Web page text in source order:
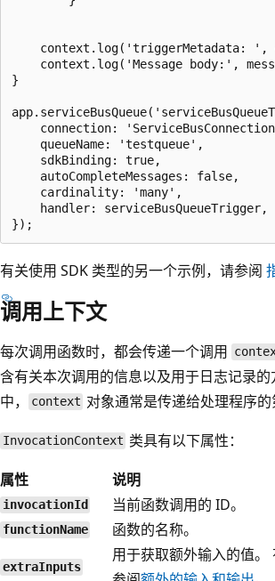
context.log('triggerMetadata: ',
context.log('Message body:',
}
connection:
    queueName: 'testqueue',
    sdkBinding: true,
    autoCompleteMessages: false,
    cardinality: 'many',
    handler: serviceBusQueueTrigger,
有关使用 SDK 类型的另一个示例，请参阅
调用上下文
每次调用函数时，都会传递一个调用
含有关本次调用的信息以及用于日志记录的
中，
context 对象通常是传递给处理程序的
InvocationContext 类具有以下属性：
属性
说明
invocationId 当前函数调用的 ID。
functionName 函数的名称。
extraInputs
用于获取额外输入的值。